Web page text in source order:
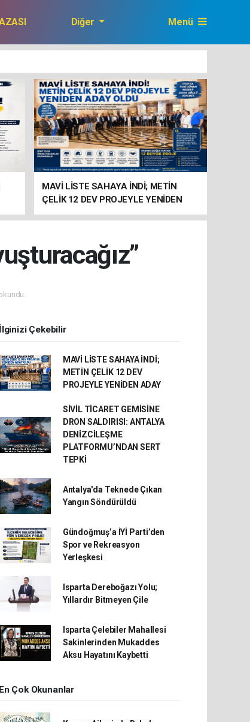
Diğer Menü
MAVİ LİSTE SAHAYA İNDİ; METİN
ÇELİK 12 DEV PROJEYLE YENİDEN
ADAY
İlginizi Çekebilir
MAVİ LİSTE SAHAYA İNDİ;
METİN ÇELİK 12 DEV
PROJEYLE YENİDEN ADAY
SİVİL TİCARET GEMİSİNE
DRON SALDIRISI: ANTALYA
DENİZCİLEŞME
PLATFORMU’NDAN SERT
TEPKİ
Antalya'da Teknede Çıkan
Yangın Söndürüldü
Gündoğmuş’a İYİ Parti’den
Spor ve Rekreasyon
Yerleşkesi
Isparta Dereboğazı Yolu;
Yıllardır Bitmeyen Çile
Isparta Çelebiler Mahallesi
Sakinlerinden Mukaddes
Aksu Hayatını Kaybetti
En Çok Okunanlar